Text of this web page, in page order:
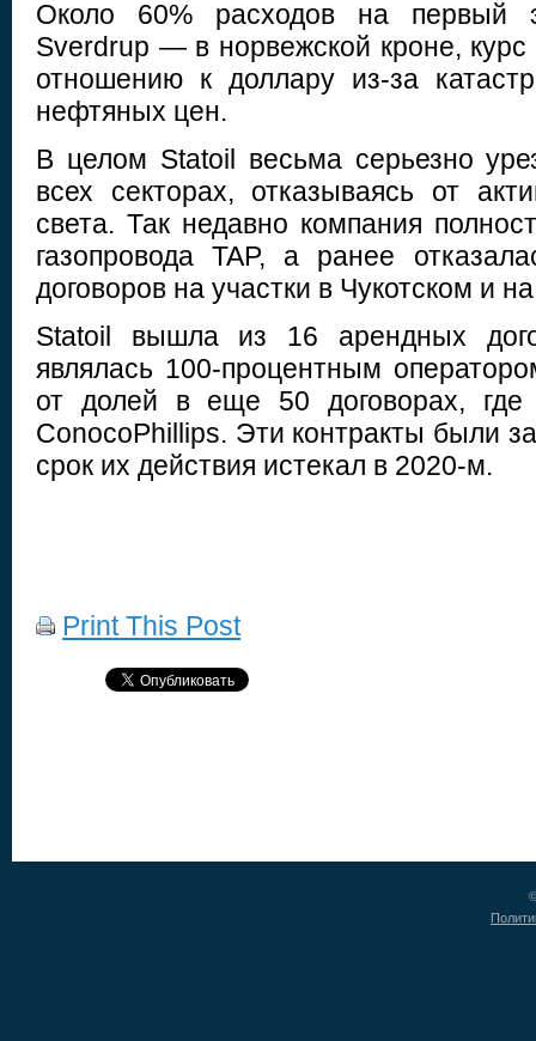
Около 60% расходов на первый
Sverdrup — в норвежской кроне, курс
отношению к доллару из-за
нефтяных цен.
В целом Statoil весьма серьезно
всех секторах, отказываясь от
света. Так недавно компания
газопровода TAP, а ранее
договоров на участки в Чукотском и
Statoil вышла из 16 арендных
являлась 100-процентным
от долей в еще 50 договорах, где
ConocoPhillips. Эти контракты были
срок их действия истекал в 2020-м.
Print This Post